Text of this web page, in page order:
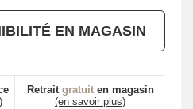
EN MAGASIN
Retrait gratuiten magasin
(en savoir plus)